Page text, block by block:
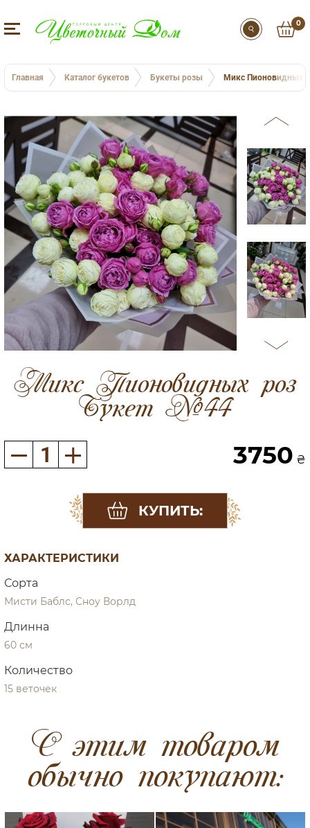
0
Главная Каталог букетов Букеты розы Микс Пионовидных
Микс Пионовидных роз
Букет №44
3750 ₴
КУПИТЬ:
ХАРАКТЕРИСТИКИ
Сорта
Мисти Баблс, Сноу Ворлд
Длинна
60 см
Количество
15 веточек
C этим товаром
обычно покупают: